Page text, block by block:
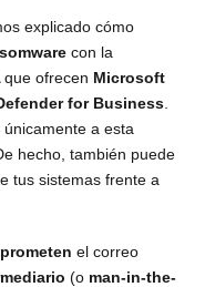
explicado cómo
con la
que ofrecen Microsoft
for Business.
a esta
hecho, también puede
tus sistemas frente a
el correo
(o man-in-the-